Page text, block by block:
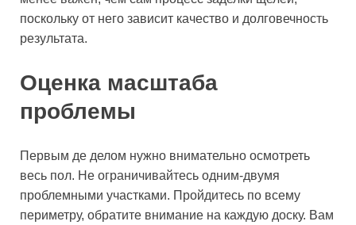
поскольку от него зависит качество и долговечность
результата.
Оценка масштаба
проблемы
Первым де делом нужно внимательно осмотреть
весь пол. Не ограничивайтесь одним-двумя
проблемными участками. Пройдитесь по всему
периметру, обратите внимание на каждую доску. Вам